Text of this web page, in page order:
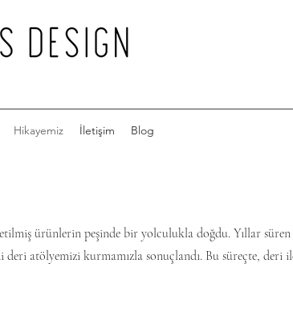
Hikayemiz İletişim Blog
ürünlerin peşinde bir yolculukla doğdu. Yıllar süren
atölyemizi kurmamızla sonuçlandı. Bu süreçte, deri